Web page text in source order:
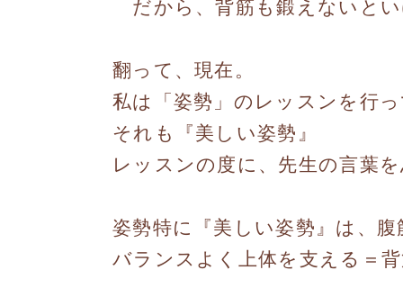
だから、背筋も鍛えないと
翻って、現在。
私は「姿勢」のレッスンを行
それも『美しい姿勢』
レッスンの度に、先生の言葉
姿勢特に『美しい姿勢』は、
バランスよく上体を支える＝